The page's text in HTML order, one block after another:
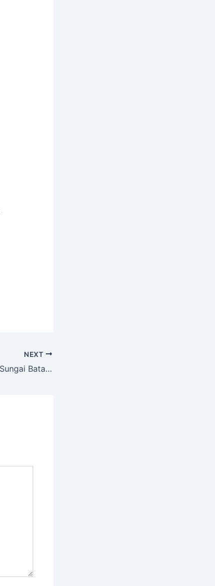
NEXT
Rafting Kota Padang Sungai Batang Anai